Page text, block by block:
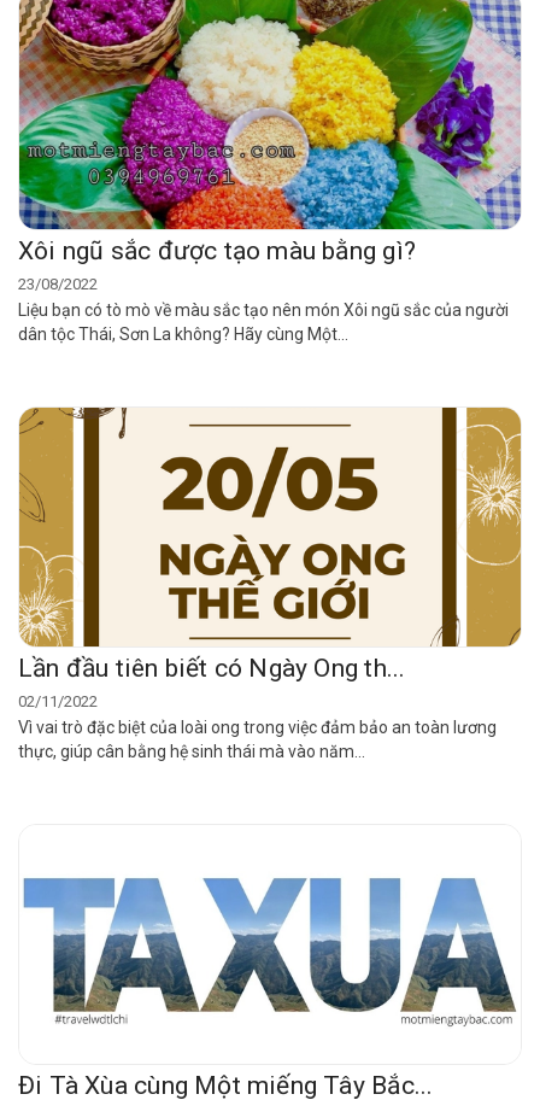
Xôi ngũ sắc được tạo màu bằng gì?
23/08/2022
Liệu bạn có tò mò về màu sắc tạo nên món Xôi ngũ sắc của người
dân tộc Thái, Sơn La không? Hãy cùng Một...
Lần đầu tiên biết có Ngày Ong th...
02/11/2022
Vì vai trò đặc biệt của loài ong trong việc đảm bảo an toàn lương
thực, giúp cân bằng hệ sinh thái mà vào năm...
Đi Tà Xùa cùng Một miếng Tây Bắc...